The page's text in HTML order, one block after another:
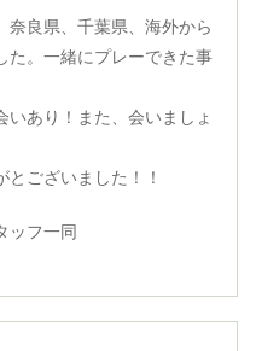
奈良県、千葉県、海外から
た。一緒にプレーできた事
あり！また、会いましょ
ございました！！
ッフ一同